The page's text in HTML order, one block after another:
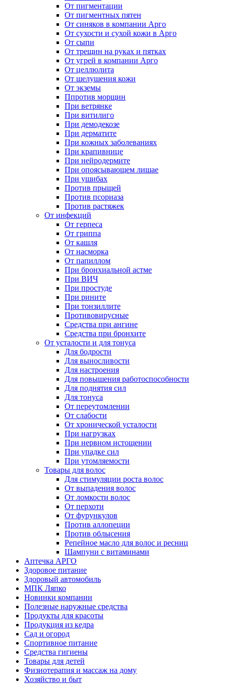
От пигментации
От пигментных пятен
От синяков в компании Арго
От сухости и сухой кожи в Арго
От сыпи
От трещин на руках и пятках
От угрей в компании Арго
От целлюлита
От шелушения кожи
От экземы
Ппротив морщин
При ветрянке
При витилиго
При демодекозе
При дерматите
При кожных заболеваниях
При крапивнице
При нейродермите
При опоясывающем лишае
При ушибах
Против прыщей
Против псориаза
Против растяжек
От инфекций
От герпеса
От гриппа
От кашля
От насморка
От папиллом
При бронхиальной астме
При ВИЧ
При простуде
При рините
При тонзиллите
Противовирусные
Средства при ангине
Средства при бронхите
От усталости и для тонуса
Для бодрости
Для выносливости
Для настроения
Для повышения работоспособности
Для поднятия сил
Для тонуса
От переутомлении
От слабости
От хронической усталости
При нагрузках
При нервном истощении
При упадке сил
При утомляемости
Товары для волос
Для стимуляции роста волос
От выпадения волос
От ломкости волос
От перхоти
От фурункулов
Против аллопеции
Против облысения
Репейное масло для волос и ресниц
Шампуни с витаминами
Аптечка АРГО
Здоровое питание
Здоровый автомобиль
МПК Ляпко
Новинки компании
Полезные наружные средства
Продукты для красоты
Продукция из кедра
Сад и огород
Спортивное питание
Средства гигиены
Товары для детей
Физиотерапия и массаж на дому
Хозяйство и быт